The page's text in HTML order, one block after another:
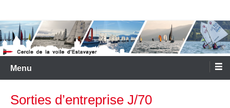
contenu
Cercle de la Voile d'Estavayer
Menu
Sorties d’entreprise J/70